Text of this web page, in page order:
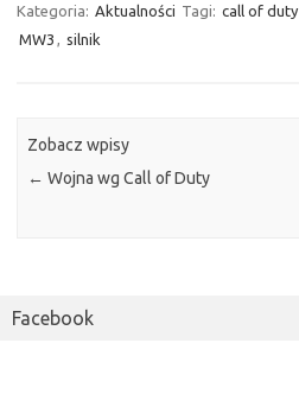
Kategoria: Aktualności Tagi: call of duty
MW3
silnik
Zobacz wpisy
← Wojna wg Call of Duty
Facebook